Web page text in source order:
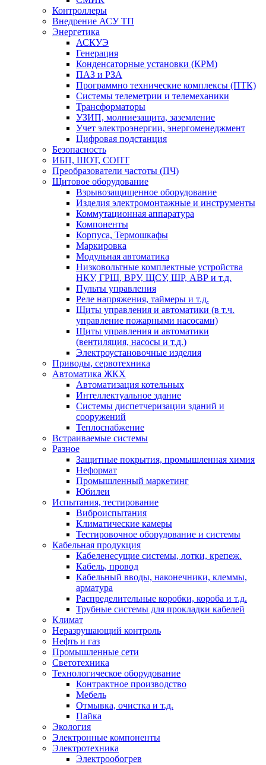
Контроллеры
Внедрение АСУ ТП
Энергетика
АСКУЭ
Генерация
Конденсаторные установки (КРМ)
ПАЗ и РЗА
Программно технические комплексы (ПТК)
Системы телеметрии и телемеханики
Трансформаторы
УЗИП, молниезащита, заземление
Учет электроэнергии, энергоменеджмент
Цифровая подстанция
Безопасность
ИБП, ШОТ, СОПТ
Преобразователи частоты (ПЧ)
Щитовое оборудование
Взрывозащищенное оборудование
Изделия электромонтажные и инструменты
Коммутационная аппаратура
Компоненты
Корпуса, Термошкафы
Маркировка
Модульная автоматика
Низковольтные комплектные устройства
НКУ, ГРЩ, ВРУ, ЩСУ, ШР, АВР и т.д.
Пульты управления
Реле напряжения, таймеры и т.д.
Щиты управления и автоматики (в т.ч.
управление пожарными насосами)
Щиты управления и автоматики
(вентиляция, насосы и т.д.)
Электроустановочные изделия
Приводы, сервотехника
Автоматика ЖКХ
Автоматизация котельных
Интеллектуальное здание
Системы диспетчеризации зданий и
сооружений
Теплоснабжение
Встраиваемые системы
Разное
Защитные покрытия, промышленная химия
Неформат
Промышленный маркетинг
Юбилеи
Испытания, тестирование
Виброиспытания
Климатические камеры
Тестировочное оборудование и системы
Кабельная продукция
Кабеленесущие системы, лотки, крепеж.
Кабель, провод
Кабельный вводы, наконечники, клеммы,
арматура
Распределительные коробки, короба и т.д.
Трубные системы для прокладки кабелей
Климат
Неразрушающий контроль
Нефть и газ
Промышленные сети
Светотехника
Технологическое оборудование
Контрактное производство
Мебель
Отмывка, очистка и т.д.
Пайка
Экология
Электронные компоненты
Электротехника
Электрообогрев